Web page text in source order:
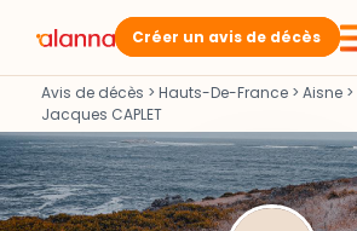
Créer un avis de décès
Avis de décès > Hauts-De-France > Aisne >
Jacques CAPLET